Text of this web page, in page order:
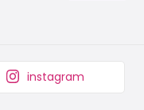
159 - 164
kódok
instagram